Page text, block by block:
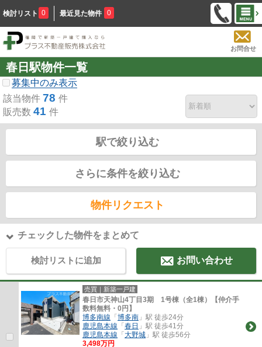
検討リスト 0 最近見た物件 0
お問合せ
春日駅物件一覧
募集中のみ表示
該当物件 78 件
販売数 41 件
駅で絞り込む
さらに条件を絞り込む
物件リクエスト
チェックした物件をまとめて
検討リストに追加 お問い合わせ
売買｜新築一戸建
春日市天神山4丁目3期 1号棟（全1棟）【仲介手
数料無料・0円】
博多南線 「 博多南 」駅 徒歩24分
鹿児島本線 「 春日 」駅 徒歩41分
鹿児島本線 「 大野城 」駅 徒歩56分
3,498万円